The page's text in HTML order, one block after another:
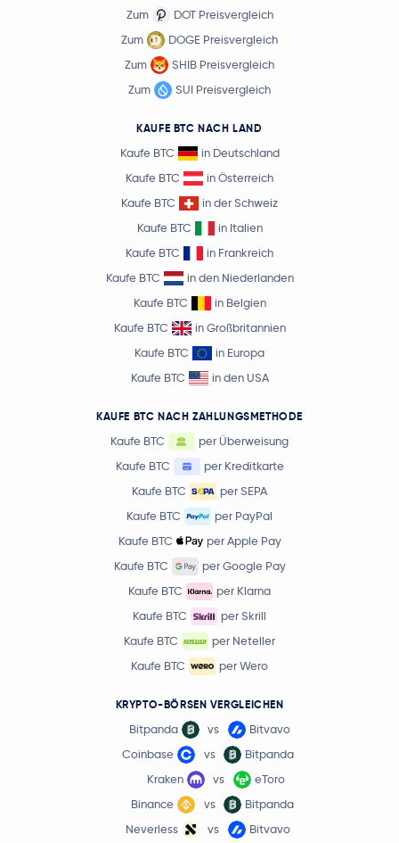
Zum
DOT Preisvergleich
Zum
DOGE Preisvergleich
Zum
SHIB Preisvergleich
Zum
SUI Preisvergleich
KAUFE BTC NACH LAND
Kaufe BTC
in Deutschland
Kaufe BTC
in Österreich
Kaufe BTC
in der Schweiz
Kaufe BTC
in Italien
Kaufe BTC
in Frankreich
Kaufe BTC
in den Niederlanden
Kaufe BTC
in Belgien
Kaufe BTC
in Großbritannien
Kaufe BTC
in Europa
Kaufe BTC
in den USA
KAUFE BTC NACH ZAHLUNGSMETHODE
Kaufe BTC
per Überweisung
Kaufe BTC
per Kreditkarte
Kaufe BTC
per SEPA
Kaufe BTC
per PayPal
Kaufe BTC
per Apple Pay
Kaufe BTC
per Google Pay
Kaufe BTC
per Klarna
Kaufe BTC
per Skrill
Kaufe BTC
per Neteller
Kaufe BTC
per Wero
KRYPTO-BÖRSEN VERGLEICHEN
Bitpanda vs
Bitvavo
Coinbase
vs
Bitpanda
Kraken
vs
eToro
Binance
vs
Bitpanda
Neverless
vs Bitvavo